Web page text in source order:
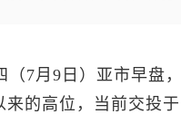
（7月9日）亚市早盘
来的高位，当前交投